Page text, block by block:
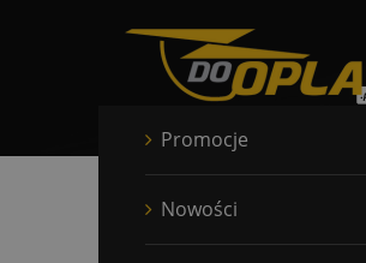
Promocje
Nowości